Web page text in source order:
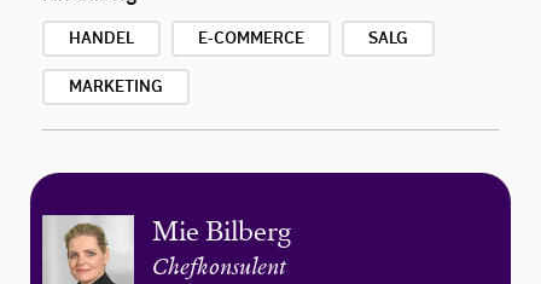
HANDEL E-COMMERCE SALG
MARKETING
Mie Bilberg
Chefkonsulent